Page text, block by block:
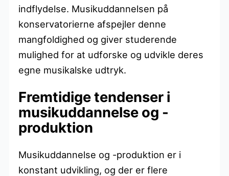
indflydelse. Musikuddannelsen på
konservatorierne afspejler denne
mangfoldighed og giver studerende
mulighed for at udforske og udvikle deres
egne musikalske udtryk.
Fremtidige tendenser i
musikuddannelse og -
produktion
Musikuddannelse og -produktion er i
konstant udvikling, og der er flere